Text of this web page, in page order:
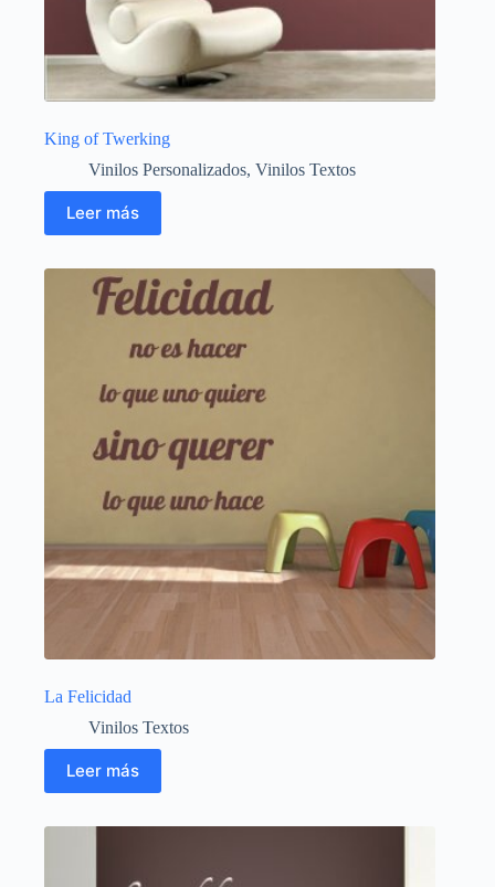
King of Twerking
Vinilos Personalizados, Vinilos Textos
Leer más
La Felicidad
Vinilos Textos
Leer más